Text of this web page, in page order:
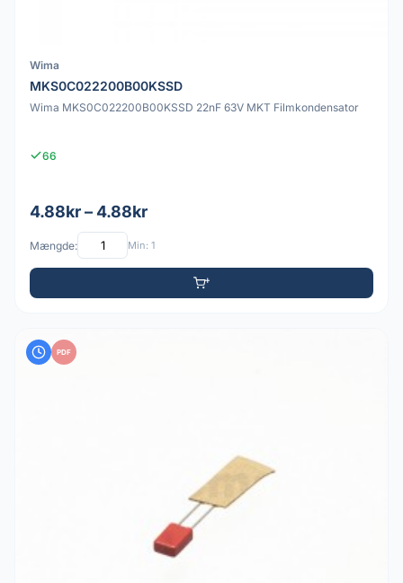
Wima
MKS0C022200B00KSSD
Wima MKS0C022200B00KSSD 22nF 63V MKT Filmkondensator
66
4.88kr – 4.88kr
Mængde: Min: 1
PDF